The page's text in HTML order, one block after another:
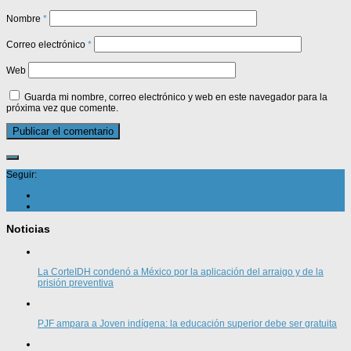
Nombre *
Correo electrónico *
Web
Guarda mi nombre, correo electrónico y web en este navegador para la
próxima vez que comente.
Seguir:
Noticias
La CorteIDH condenó a México por la aplicación del arraigo y de la
prisión preventiva
PJF ampara a Joven indígena: la educación superior debe ser gratuita